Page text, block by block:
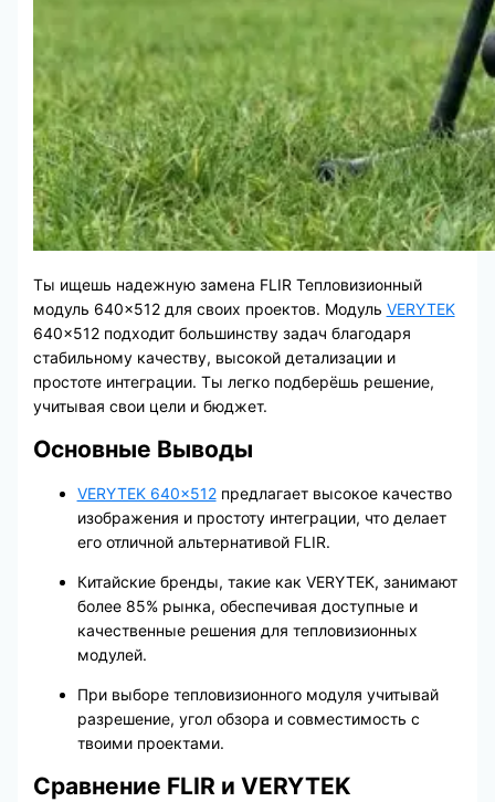
Ты ищешь надежную замена FLIR Тепловизионный
модуль 640×512 для своих проектов. Модуль VERYTEK
640×512 подходит большинству задач благодаря
стабильному качеству, высокой детализации и
простоте интеграции. Ты легко подберёшь решение,
учитывая свои цели и бюджет.
Основные Выводы
VERYTEK 640×512предлагает высокое качество
изображения и простоту интеграции, что делает
его отличной альтернативой FLIR.
Китайские бренды, такие как VERYTEK, занимают
более 85% рынка, обеспечивая доступные и
качественные решения для тепловизионных
модулей.
При выборе тепловизионного модуля учитывай
разрешение, угол обзора и совместимость с
твоими проектами.
Сравнение FLIR и VERYTEK